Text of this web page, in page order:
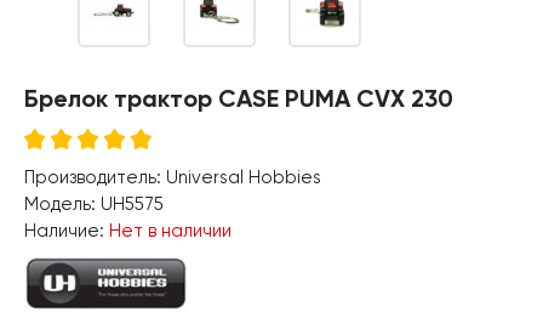
Брелок трактор CASE PUMA CVX 230
Производитель: Universal Hobbies
Модель: UH5575
Наличие: Нет в наличии